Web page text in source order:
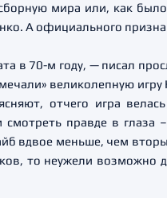
мира или, как
А официального
в 70-м году, — писал
великолепную
отчего игра
смотреть правде в
вдвое меньше, чем
то неужели возможно